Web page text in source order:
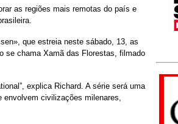
as regiões mais remotas do país e
que estreia neste sábado, 13, as
se chama Xamã das Florestas, filmado
explica Richard. A série será uma
envolvem civilizações milenares,